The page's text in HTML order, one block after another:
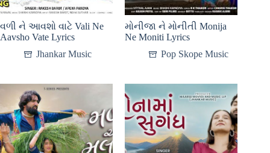
વળી ને આવશો વાટે Vali Ne
Aavsho Vate Lyrics
Jhankar Music
મોનીજા ને મોનીતી Monija
Ne Moniti Lyrics
Pop Skope Music